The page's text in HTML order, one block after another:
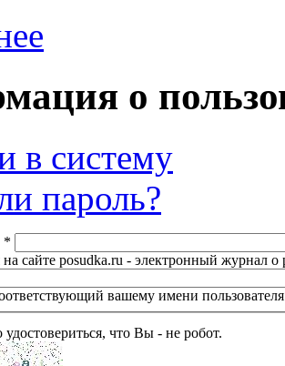
о
в систему
пароль?
*
сайте posudka.ru - электронный журнал
вашему имени
что Вы - не робот.